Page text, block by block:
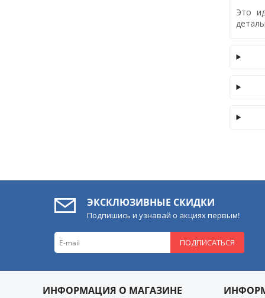
Это
ЭКСКЛЮЗИВНЫЕ СКИДКИ
Подпишись и узнавай о акциях первым!
ПОДПИСАТЬСЯ
ИНФОРМАЦИЯ О МАГАЗИНЕ